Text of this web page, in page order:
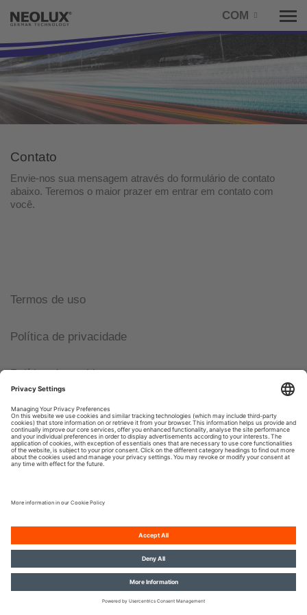
COM
Contato
Envie-nos sua mensagem através do formulário de contato
abaixo. Teremos o maior prazer em entrar em contato com
você.
Termos de uso
Política de privacidade
Política de cookies
Imprimir
© 2026, OSRAM GmbH. All rights reserved.